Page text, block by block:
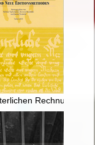
in changing America
Rechnungen